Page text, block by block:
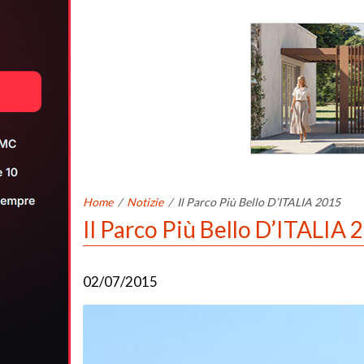
Home / Notizie / Il Parco Più Bello D’ITALIA 2015
Il Parco Più Bello D’ITALIA
02/07/2015